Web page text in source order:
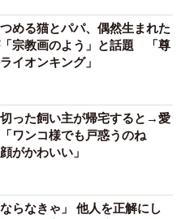
わないかもしれない」と覚
日を迎えて感動
げると青くなる」ほんと
染色技術が凄い」と話題に
）
職場の「謎マナー」、「過剰
産配り」を抑えた1位は？
は「周りの目」